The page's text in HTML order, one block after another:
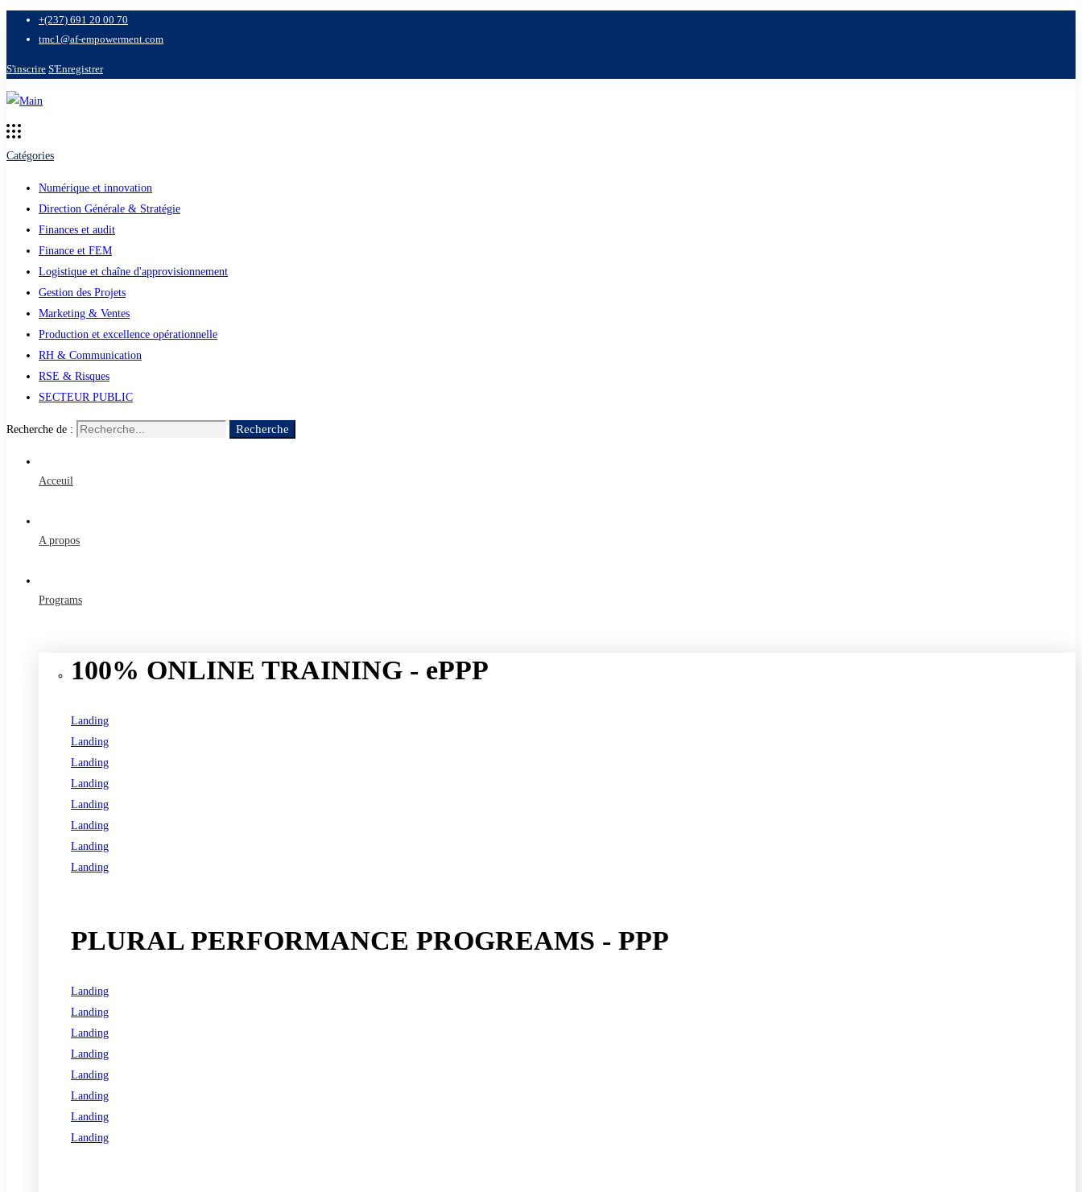
+(237) 691 20 00 70
tmc1@af-empowerment.com
S'inscrire S'Enregistrer
Catégories
Numérique et innovation
Direction Générale & Stratégie
Finances et audit
Finance et FEM
Logistique et chaîne d'approvisionnement
Gestion des Projets
Marketing & Ventes
Production et excellence opérationnelle
RH & Communication
RSE & Risques
SECTEUR PUBLIC
Recherche de : Recherche
Acceuil
A propos
Programs
100% ONLINE TRAINING - ePPP
Landing
Landing
Landing
Landing
Landing
Landing
Landing
Landing
PLURAL PERFORMANCE PROGREAMS - PPP
Landing
Landing
Landing
Landing
Landing
Landing
Landing
Landing